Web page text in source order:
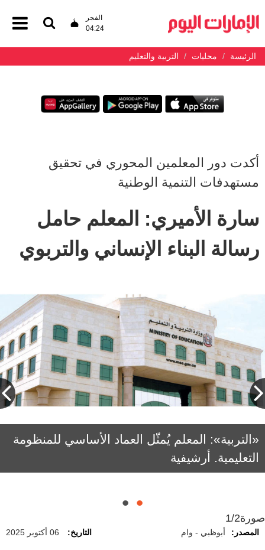
الفجر
04:24
الرئيسة محليات التربية والتعليم
أكدت دور المعلمين المحوري في تحقيق
مستهدفات التنمية الوطنية
سارة الأميري: المعلم حامل
رسالة البناء الإنساني والتربوي
«التربية»: المعلم يُمثّل العماد الأساسي للمنظومة
التعليمية. أرشيفية
سارة الأميري: عطاء المعلمين سيظل الركيزة
الأساسية التي يستند إليها التعليم في دولة
الإمارات.
صورة1/2
المصدر: أبوظبي - وام التاريخ: 06 أكتوبر 2025